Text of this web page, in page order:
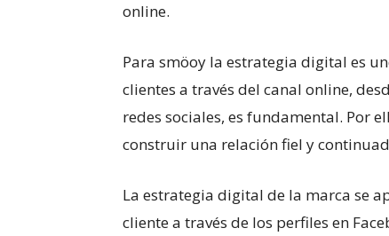
online.
Para smöoy la estrategia digital es
clientes a través del canal online,
redes sociales, es fundamental. Por
construir una relación fiel y
La estrategia digital de la marca se
cliente a través de los perfiles en